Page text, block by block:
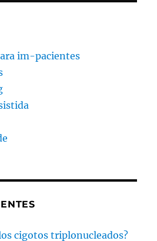
im-pacientes
cigotos triplonucleados?